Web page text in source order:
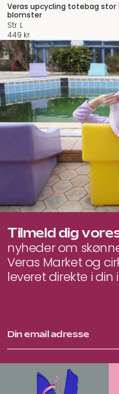
Veras upcycling totebag stor
blomster
Str. L
449 kr.
Tilmeld dig
nyheder om
Veras Market og
leveret direkte i din